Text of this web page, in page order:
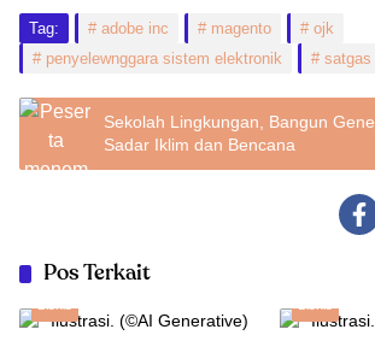
Tag: adobe inc magento
ojk
penyelewnggara sistem elektronik
satgas
Sekolah Lingkungan, Bangun
Sadar Iklim dan Bencana
Pos Terkait